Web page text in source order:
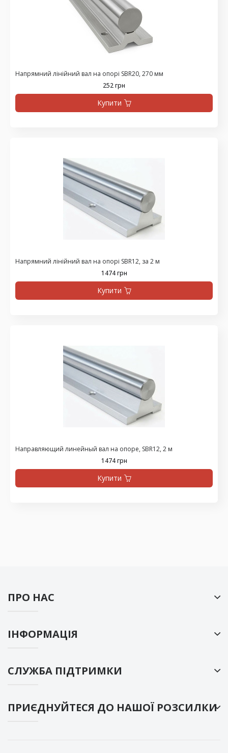
Напрямний лінійний вал на опорі SBR20, 270 мм
252 грн
Купити
Напрямний лінійний вал на опорі SBR12, за 2 м
1474 грн
Купити
Направляющий линейный вал на опоре, SBR12, 2 м
1474 грн
Купити
ПРО НАС
ІНФОРМАЦІЯ
СЛУЖБА ПІДТРИМКИ
ПРИЄДНУЙТЕСЯ ДО НАШОЇ РОЗСИЛКИ